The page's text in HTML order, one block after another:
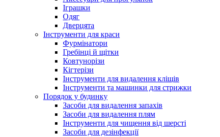
Іграшки
Одяг
Дверцята
Інструменти для краси
Фурмінатори
Гребінці й щітки
Ковтунорізи
Кігтерізи
Інструменти для видалення кліщів
Інструменти та машинки для стрижки
Порядок у будинку
Засоби для видалення запахів
Засоби для видалення плям
Інструменти для чищення від шерсті
Засоби для дезінфекції